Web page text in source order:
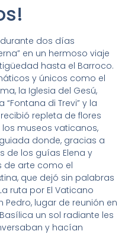
dos días
en un hermoso viaje
hasta el Barroco.
y únicos como el
la Iglesia del Gesú,
di Trevi” y la
repleta de flores
los museos vaticanos,
donde, gracias a
de los guías Elena y
de arte como el
que dejó sin palabras
ruta por El Vaticano
lugar de reunión en
un sol radiante les
y hacían